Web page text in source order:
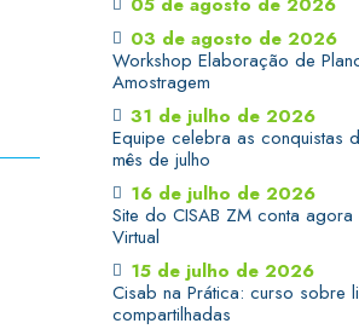
03 de agosto de 2026
Workshop Elaboração de
Amostragem
31 de julho de 2026
Equipe celebra as conquistas
mês de julho
16 de julho de 2026
Site do CISAB ZM conta agora
Virtual
15 de julho de 2026
Cisab na Prática: curso sobre
compartilhadas